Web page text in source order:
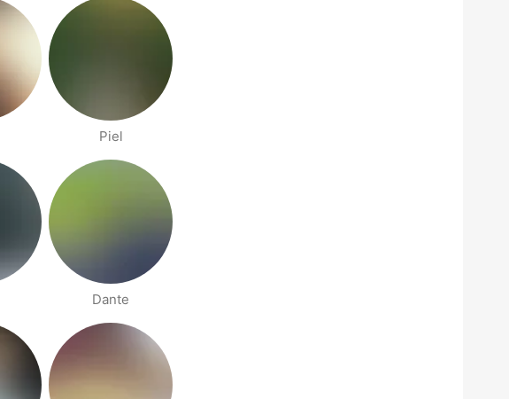
Piel
Dante